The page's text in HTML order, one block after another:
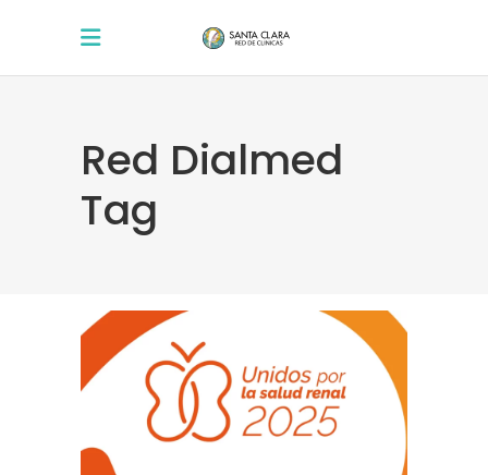
Red Dialmed
Tag